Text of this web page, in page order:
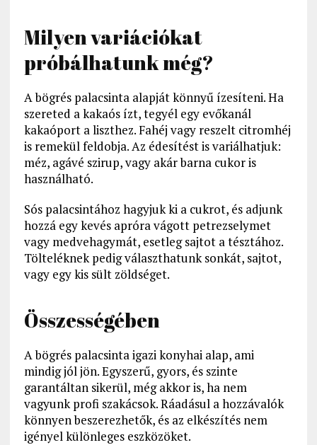
Milyen variációkat
próbálhatunk még?
A bögrés palacsinta alapját könnyű ízesíteni. Ha
szereted a kakaós ízt, tegyél egy evőkanál
kakaóport a liszthez. Fahéj vagy reszelt citromhéj
is remekül feldobja. Az édesítést is variálhatjuk:
méz, agávé szirup, vagy akár barna cukor is
használható.
Sós palacsintához hagyjuk ki a cukrot, és adjunk
hozzá egy kevés apróra vágott petrezselymet
vagy medvehagymát, esetleg sajtot a tésztához.
Tölteléknek pedig választhatunk sonkát, sajtot,
vagy egy kis sült zöldséget.
Összességében
A bögrés palacsinta igazi konyhai alap, ami
mindig jól jön. Egyszerű, gyors, és szinte
garantáltan sikerül, még akkor is, ha nem
vagyunk profi szakácsok. Ráadásul a hozzávalók
könnyen beszerezhetők, és az elkészítés nem
igényel különleges eszközöket.